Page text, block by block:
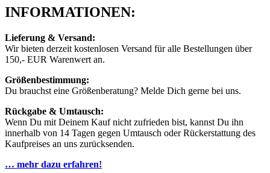
INFORMATIONEN:
Lieferung & Versand:
Wir bieten derzeit kostenlosen Versand für alle Bestellungen über
150,- EUR Warenwert an.
Größenbestimmung:
Du brauchst eine Größenberatung? Melde Dich gerne bei uns.
Rückgabe & Umtausch:
Wenn Du mit Deinem Kauf nicht zufrieden bist, kannst Du ihn
innerhalb von 14 Tagen gegen Umtausch oder Rückerstattung des
Kaufpreises an uns zurücksenden.
… mehr dazu erfahren!